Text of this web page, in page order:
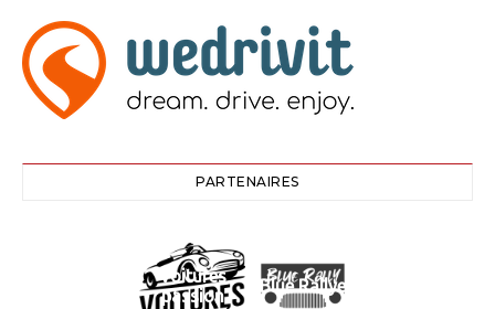
PARTENAIRES
Voitures
passion
Blue Rallye